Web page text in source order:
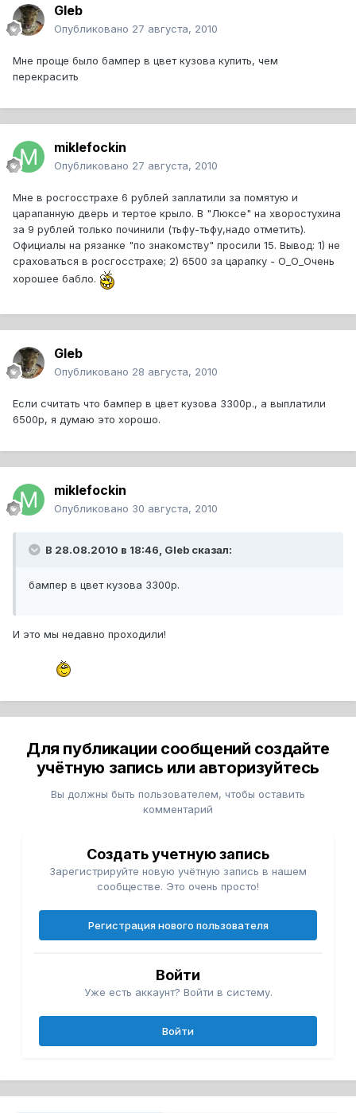
Gleb
Опубликовано 27 августа, 2010
Мне проще было бампер в цвет кузова купить, чем
перекрасить
miklefockin
Опубликовано 27 августа, 2010
Мне в росгосстрахе 6 рублей заплатили за помятую и
царапанную дверь и тертое крыло. В "Люксе" на хворостухина
за 9 рублей только починили (тьфу-тьфу,надо отметить).
Официалы на рязанке "по знакомству" просили 15. Вывод: 1) не
сраховаться в росгосстрахе; 2) 6500 за царапку - О_О_Очень
хорошее бабло.
Gleb
Опубликовано 28 августа, 2010
Если считать что бампер в цвет кузова 3300р., а выплатили
6500р, я думаю это хорошо.
miklefockin
Опубликовано 30 августа, 2010
В 28.08.2010 в 18:46, Gleb сказал:
бампер в цвет кузова 3300р.
И это мы недавно проходили!
Для публикации сообщений создайте
учётную запись или авторизуйтесь
Вы должны быть пользователем, чтобы оставить
комментарий
Создать учетную запись
Зарегистрируйте новую учётную запись в нашем
сообществе. Это очень просто!
Регистрация нового пользователя
Войти
Уже есть аккаунт? Войти в систему.
Войти